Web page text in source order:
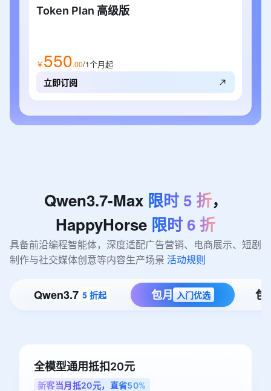
Token Plan 高级版
￥550.00/1个月起
立即订阅
Qwen3.7-Max 限时 5 折，
HappyHorse 限时 6 折
具备前沿编程智能体，深度适配广告营销、电商展示、短剧
制作与社交媒体创意等内容生产场景 活动规则
Qwen3.7 5 折起 包月 入门优选 包
全模型通用抵扣20元
新客当月抵20元，直省50%